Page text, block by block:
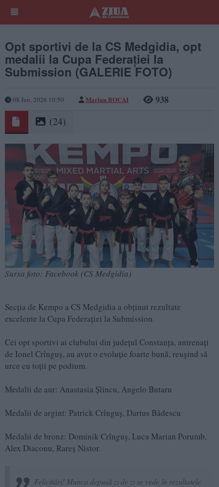
Opt sportivi de la CS Medgidia, opt
medalii la Cupa Federației la
Submission (GALERIE FOTO)
08 Jun, 2026 10:50 Marian BOCAI 938
(24)
Sursa foto: Facebook (CS Medgidia)
Secția de Kempo a CS Medgidia a obținut rezultate
excelente la Cupa Federației la Submission.
Cei opt sportivi ai clubului din județul Constanța, antrenați
de Ionel Crînguș, au avut o evoluție foarte bună, reușind să
urce cu toții pe podium.
Medalii de aur: Anastasia Șlincu, Angelo Butaru
Medalii de argint: Patrick Crînguș, Darius Bădescu
Medalii de bronz: Dominik Crînguș, Luca Marian Porumb,
Alex Diaconu, Rareș Nistor.
Felicitări! Munca depusă zi de zi se vede în rezultatele